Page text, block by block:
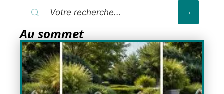
Au sommet